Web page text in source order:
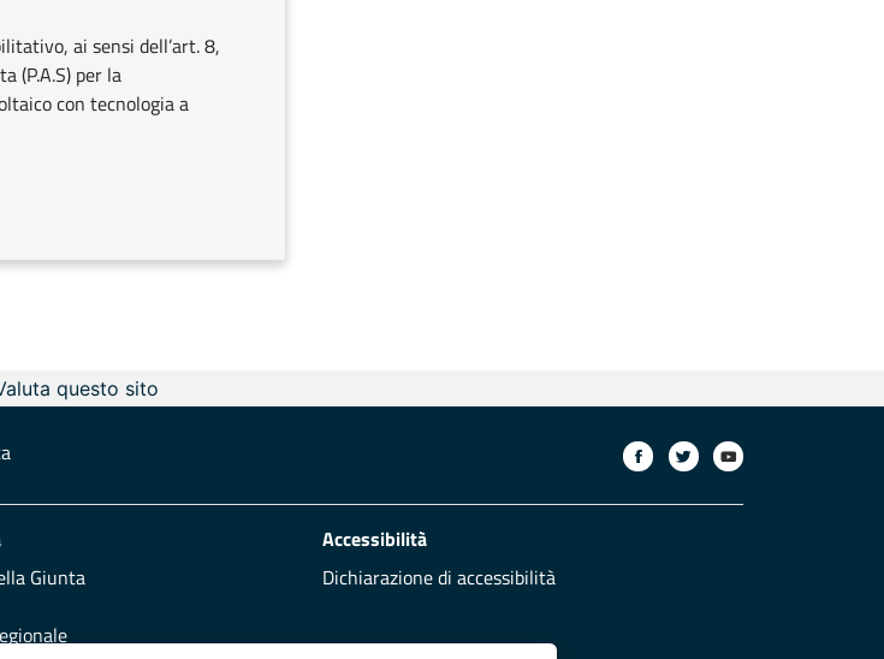
ai sensi dell’art. 8,
(P.A.S) per la
con tecnologia a
questo sito
Giunta
Accessibilità
Dichiarazione di accessibilità